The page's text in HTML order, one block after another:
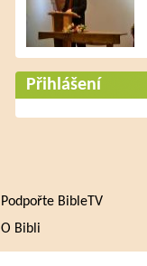
Přihlášení
Podpořte BibleTV
O Bibli